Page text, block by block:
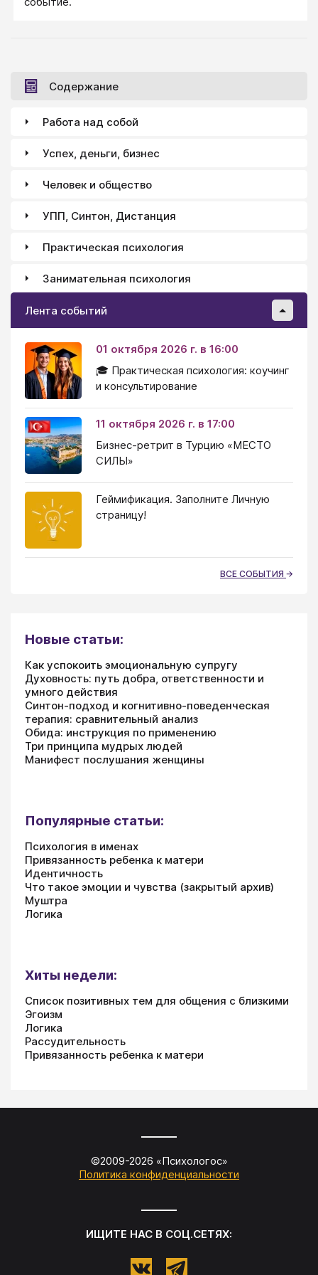
мира, узнает и поймет те «внутренние механизмы»,
Содержание
Работа над собой
Успех, деньги, бизнес
Человек и общество
УПП, Синтон, Дистанция
Практическая психология
Занимательная психология
Лента событий
01 октября 2026 г. в 16:00
🎓 Практическая психология: коучинг
и консультирование
11 октября 2026 г. в 17:00
Бизнес-ретрит в Турцию «МЕСТО
СИЛЫ»
Геймификация. Заполните Личную
страницу!
ВСЕ СОБЫТИЯ
Новые статьи:
Как успокоить эмоциональную супругу
Духовность: путь добра, ответственности и
умного действия
Синтон-подход и когнитивно-поведенческая
терапия: сравнительный анализ
Обида: инструкция по применению
Три принципа мудрых людей
Манифест послушания женщины
Популярные статьи:
Психология в именах
Привязанность ребенка к матери
Идентичность
Что такое эмоции и чувства (закрытый архив)
Муштра
Логика
Хиты недели:
Список позитивных тем для общения с близкими
Эгоизм
Логика
Рассудительность
Привязанность ребенка к матери
©2009-2026 «Психологос»
Политика конфиденциальности
ИЩИТЕ НАС В СОЦ.СЕТЯХ: